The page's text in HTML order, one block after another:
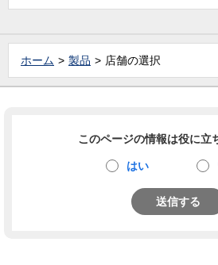
ホーム 製品 店舗の選択
このページの情報は役に立
はい
送信する